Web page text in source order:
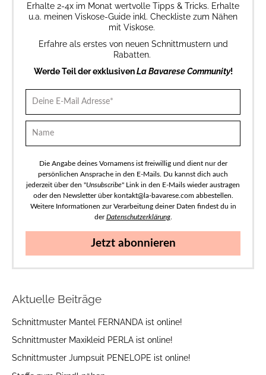
Erhalte 2-4x im Monat wertvolle Tipps & Tricks. Erhalte
u.a. meinen Viskose-Guide inkl. Checkliste zum Nähen
mit Viskose.
Erfahre als erstes von neuen Schnittmustern und
Rabatten.
Werde Teil der exklusivenLa Bavarese Community!
Die Angabe deines Vornamens ist freiwillig und dient nur der
persönlichen Ansprache in den E-Mails. Du kannst dich auch
jederzeit über den "Unsubscribe" Link in den E-Mails wieder austragen
oder den Newsletter über kontakt@la-bavarese.com abbestellen.
Weitere Informationen zur Verarbeitung deiner Daten findest du in
derDatenschutzerklärung.
Jetzt abonnieren
Aktuelle Beiträge
Schnittmuster Mantel FERNANDA ist online!
Schnittmuster Maxikleid PERLA ist online!
Schnittmuster Jumpsuit PENELOPE ist online!